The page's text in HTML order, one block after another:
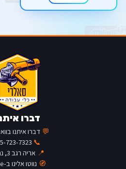
דברו
💬 דברו איתנו
📞
723-7323
📍 אריה רגב 3, נתניה
🧭 נווטו אלינו ב-Waze